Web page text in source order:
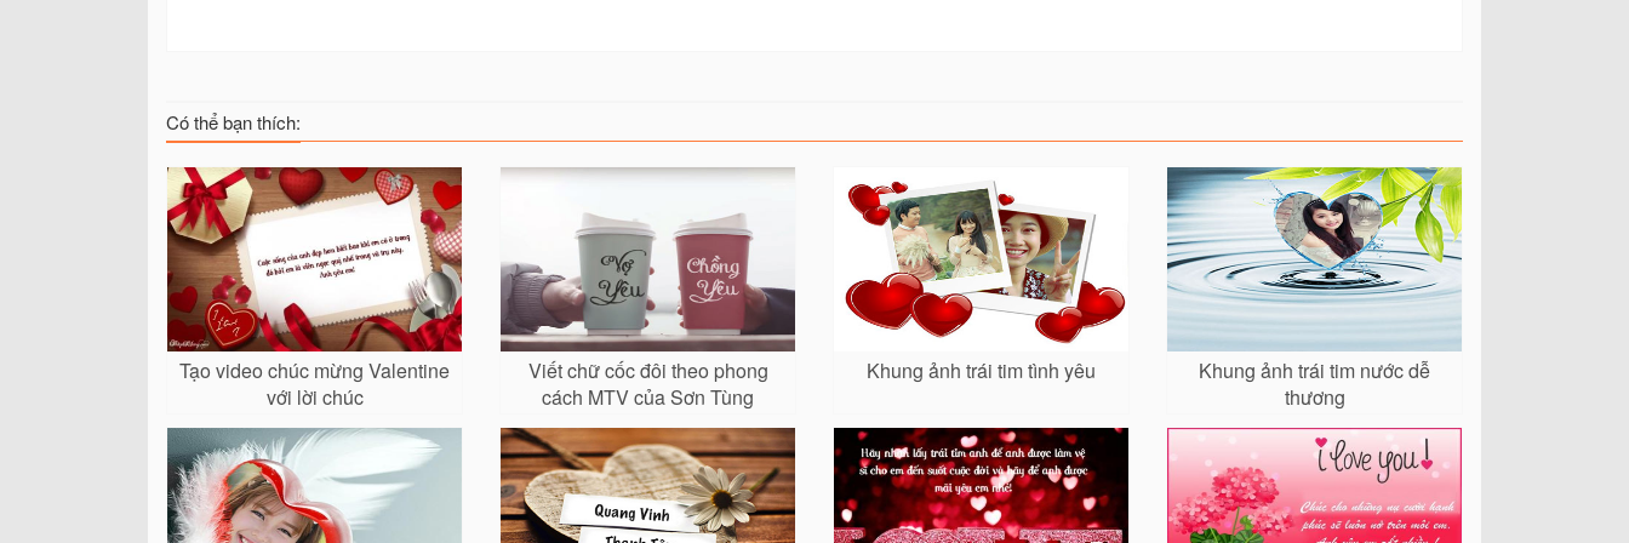
Có thể bạn thích:
Tạo video chúc mừng Valentine
với lời chúc
Viết chữ cốc đôi theo phong
cách MTV của Sơn Tùng
Khung ảnh trái tim tình yêu
Khung ảnh trái tim nước dễ
thương